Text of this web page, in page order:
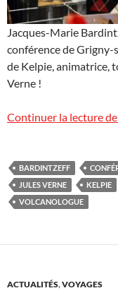
Jacques-Marie
conférence de
de Kelpie, animatrice,
Verne !
Continuer la lecture de
BARDINTZEFF
JULES VERNE
KELPIE
VOLCANOLOGUE
ACTUALITÉS,VOYAGES